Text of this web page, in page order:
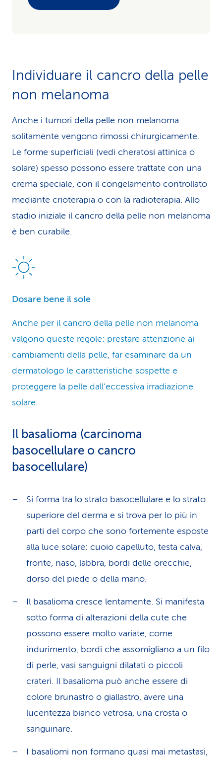
Individuare il cancro della pelle
non melanoma
Anche i tumori della pelle non melanoma
solitamente vengono rimossi chirurgicamente.
Le forme superficiali (vedi cheratosi attinica o
solare) spesso possono essere trattate con una
crema speciale, con il congelamento controllato
mediante crioterapia o con la radioterapia. Allo
stadio iniziale il cancro della pelle non melanoma
è ben curabile.
Dosare bene il sole
Anche per il cancro della pelle non melanoma
valgono queste regole: prestare attenzione ai
cambiamenti della pelle, far esaminare da un
dermatologo le caratteristiche sospette e
proteggere la pelle dall’eccessiva irradiazione
solare.
Il basalioma (carcinoma
basocellulare o cancro
basocellulare)
Si forma tra lo strato basocellulare e lo strato
superiore del derma e si trova per lo più in
parti del corpo che sono fortemente esposte
alla luce solare: cuoio capelluto, testa calva,
fronte, naso, labbra, bordi delle orecchie,
dorso del piede o della mano.
Il basalioma cresce lentamente. Si manifesta
sotto forma di alterazioni della cute che
possono essere molto variate, come
indurimento, bordi che assomigliano a un filo
di perle, vasi sanguigni dilatati o piccoli
crateri. Il basalioma può anche essere di
colore brunastro o giallastro, avere una
lucentezza bianco vetrosa, una crosta o
sanguinare.
I basaliomi non formano quasi mai metastasi,